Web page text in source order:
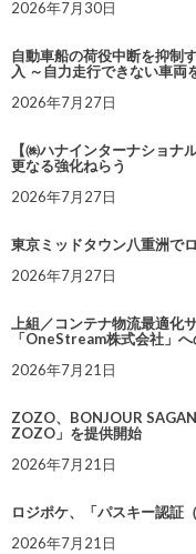
2026年7月30日
自動車船の荷役中断を抑制
入 ～自力走行できない車両
2026年7月27日
【㈱ハナインターナショ
更なる強化ねらう
2026年7月27日
東京ミッドタウン八重洲で
2026年7月27日
上組／コンテナ物流最適化
「OneStream株式会社」
2026年7月21日
ZOZO、BONJOUR
ZOZO」を提供開始
2026年7月21日
ロジポケ、「パスキー認証
2026年7月21日